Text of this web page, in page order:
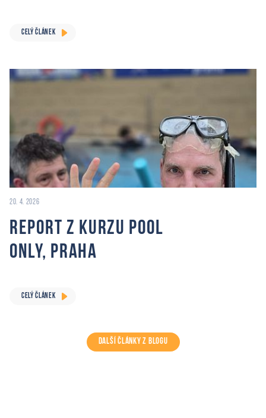
CELÝ ČLÁNEK
20. 4. 2026
Report z Kurzu Pool
Only, Praha
CELÝ ČLÁNEK
DALŠÍ ČLÁNKY Z BLOGU